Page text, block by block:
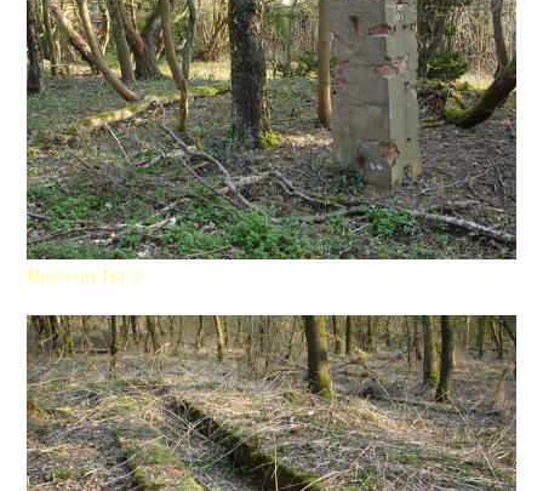
Rest von Tor 2